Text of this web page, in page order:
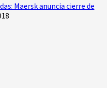
Maersk anuncia cierre de